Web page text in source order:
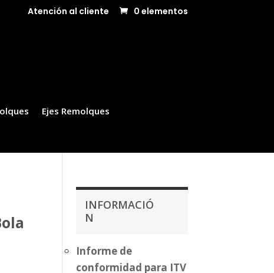
Atención al cliente 0 elementos
Ejes Remolques
INFORMACIÓ
N
Informe de
conformidad para ITV